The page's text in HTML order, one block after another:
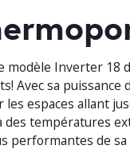
Inverter 18
Avec sa puissance
espaces allant
des températures
performantes de